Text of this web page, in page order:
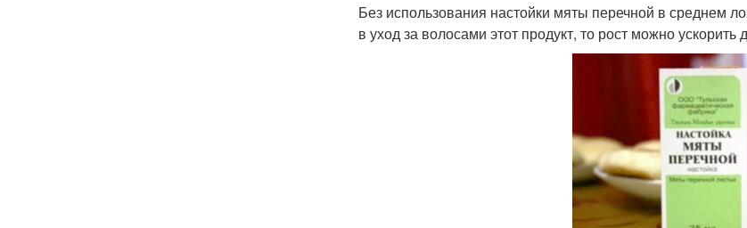
Без использования настойки мяты перечной в среднем
в уход за волосами этот продукт, то рост можно